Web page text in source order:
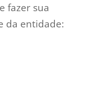
fazer sua
da entidade: